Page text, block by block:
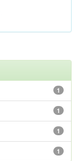
1
1
1
1